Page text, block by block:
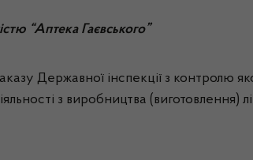
“Аптека Гаєвського”
Державної інспекції з контролю
з виробництва (виготовлення)